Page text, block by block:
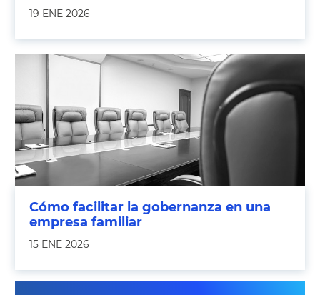
19 ENE 2026
Cómo facilitar la gobernanza en una
empresa familiar
15 ENE 2026